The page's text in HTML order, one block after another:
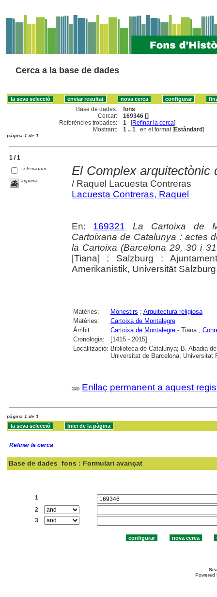
Cerca a la base de dades
Base de dades:
fons
Cercar:
169346 []
Referències trobades:
1 [Refinar la cerca]
Mostrant:
1 .. 1 en el format [Estàndard]
pàgina 1 de 1
1 / 1
seleccionar
imprimir
El Complex arquitectònic
/ Raquel Lacuesta Contreras
Lacuesta Contreras, Raquel
En: 169321
La Cartoixa de
Cartoixana de Catalunya : actes
la Cartoixa (Barcelona 29, 30 i
[Tiana] ; Salzburg :
Amerikanistik, Universität
Matèries: Monestirs ; Arquitectura religiosa
Matèries:
Cartoixa de Montalegre
Àmbit:
Cartoixa de Montalegre- Tiana ;
Cronologia:
[1415 - 2015]
Localització: Biblioteca de Catalunya; B. Abadia
Universitat de Barcelona; Universitat
Enllaç permanent a aquest
pàgina 1 de 1
Refinar la cerca
Base de dades fons : Formulari avançat
1
2
3